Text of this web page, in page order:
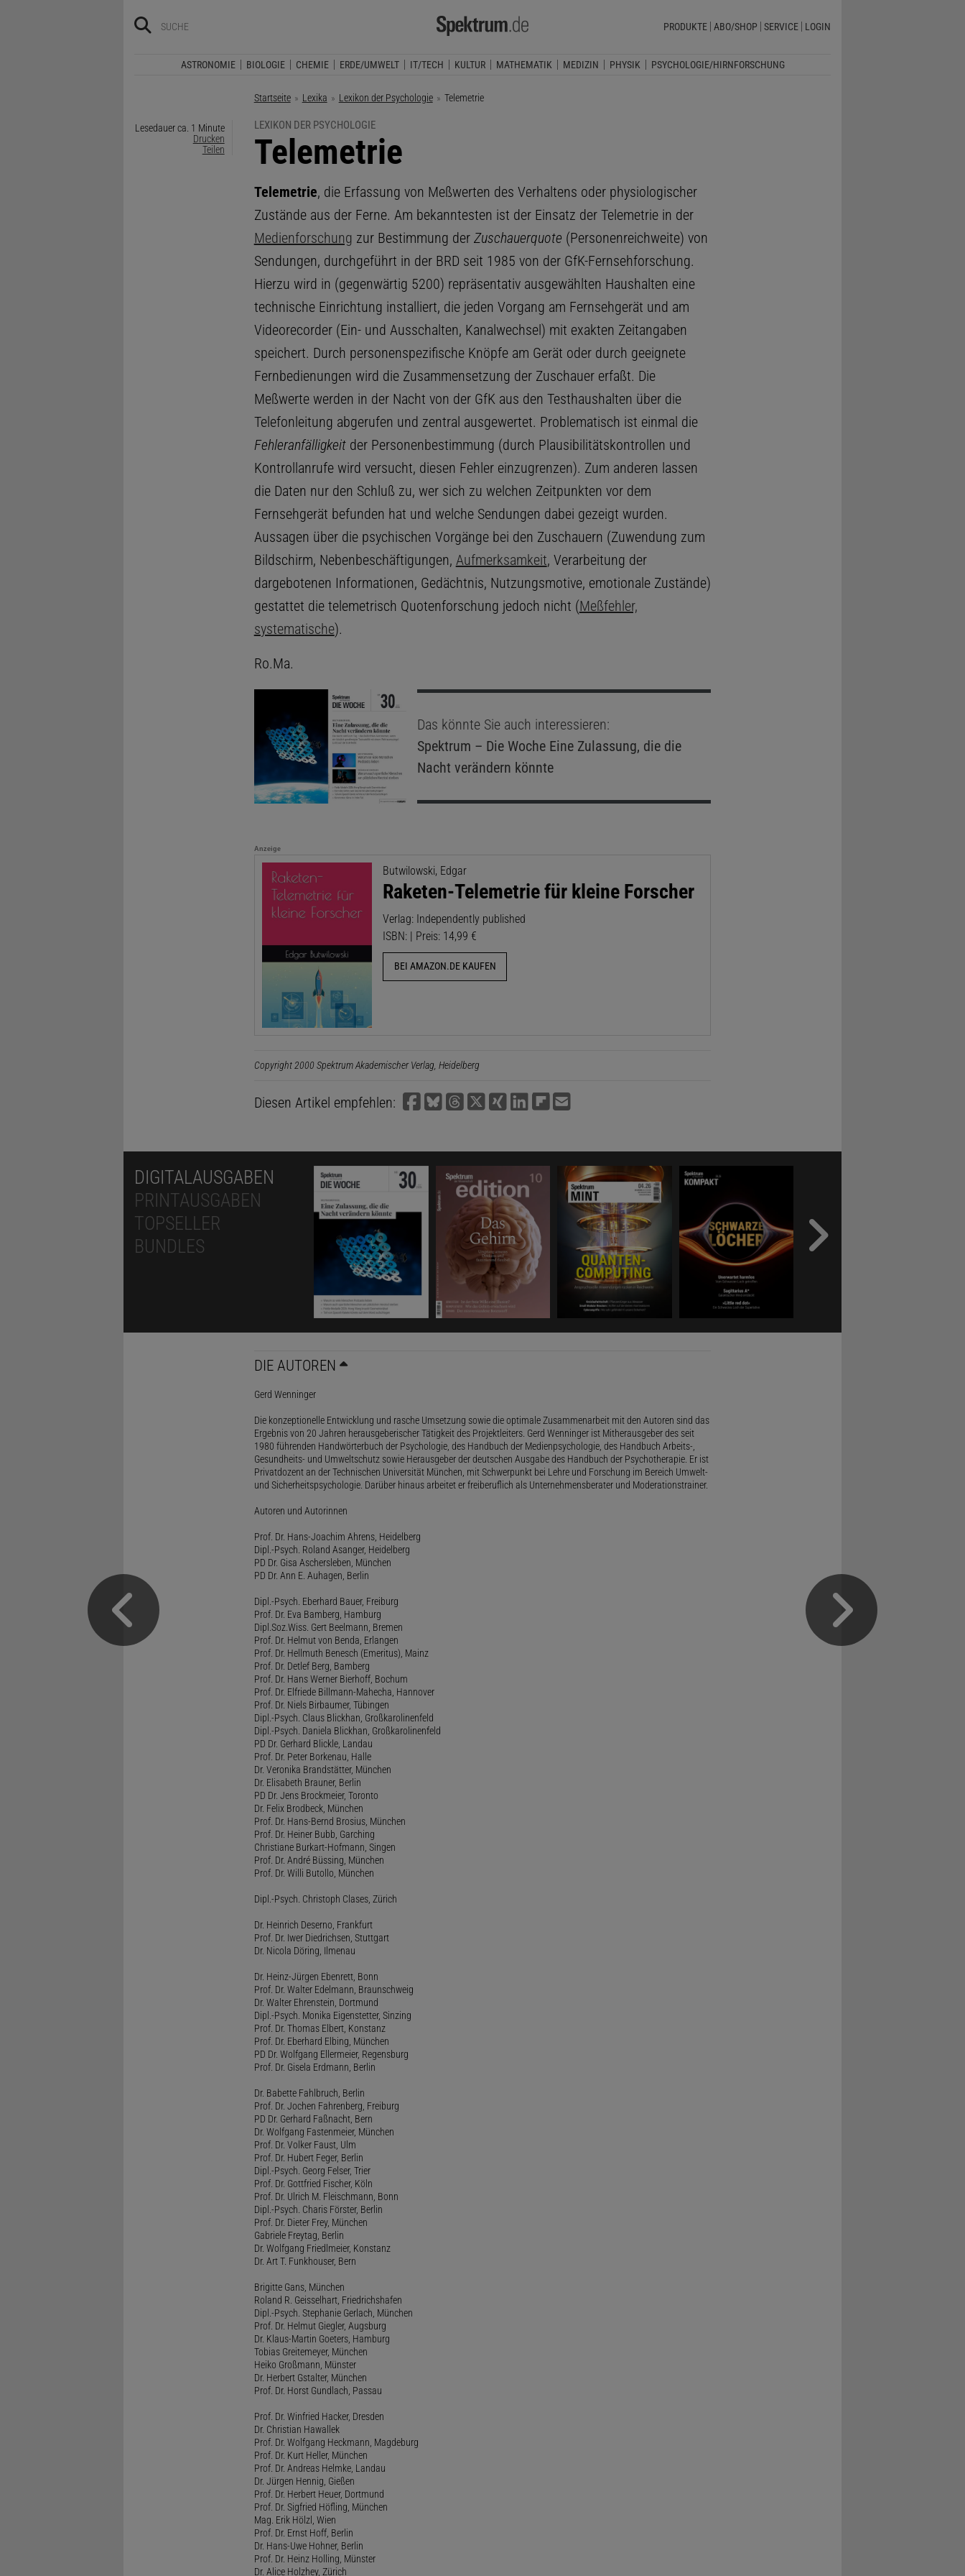
PRODUKTE ABO/SHOP SERVICE LOGIN
ASTRONOMIE BIOLOGIE CHEMIE ERDE/UMWELT IT/TECH KULTUR MATHEMATIK MEDIZIN PHYSIK PSYCHOLOGIE/HIRNFORSCHUNG
Startseite Lexika Lexikon der Psychologie Aktuelle Seite:
Telemetrie
Lesedauer ca. 1 Minute
Drucken
Teilen
LEXIKON DER PSYCHOLOGIE
:
Telemetrie
Telemetrie, die Erfassung von Meßwerten des Verhaltens oder physiologischer
Zustände aus der Ferne. Am bekanntesten ist der Einsatz der Telemetrie in der
Medienforschung zur Bestimmung der Zuschauerquote (Personenreichweite) von
Sendungen, durchgeführt in der BRD seit 1985 von der GfK-Fernsehforschung.
Hierzu wird in (gegenwärtig 5200) repräsentativ ausgewählten Haushalten eine
technische Einrichtung installiert, die jeden Vorgang am Fernsehgerät und am
Videorecorder (Ein- und Ausschalten, Kanalwechsel) mit exakten Zeitangaben
speichert. Durch personenspezifische Knöpfe am Gerät oder durch geeignete
Fernbedienungen wird die Zusammensetzung der Zuschauer erfaßt. Die
Meßwerte werden in der Nacht von der GfK aus den Testhaushalten über die
Telefonleitung abgerufen und zentral ausgewertet. Problematisch ist einmal die
Fehleranfälligkeitder Personenbestimmung (durch Plausibilitätskontrollen und
Kontrollanrufe wird versucht, diesen Fehler einzugrenzen). Zum anderen lassen
die Daten nur den Schluß zu, wer sich zu welchen Zeitpunkten vor dem
Fernsehgerät befunden hat und welche Sendungen dabei gezeigt wurden.
Aussagen über die psychischen Vorgänge bei den Zuschauern (Zuwendung zum
Bildschirm, Nebenbeschäftigungen, Aufmerksamkeit, Verarbeitung der
dargebotenen Informationen, Gedächtnis, Nutzungsmotive, emotionale Zustände)
gestattet die telemetrisch Quotenforschung jedoch nicht (Meßfehler,
systematische).
Ro.Ma.
Das könnte Sie auch interessieren:
Spektrum – Die WocheEine Zulassung, die die
Nacht verändern könnte
Anzeige
Butwilowski, Edgar
Raketen-Telemetrie für kleine Forscher
Verlag: Independently published
ISBN: | Preis: 14,99 €
BEI AMAZON.DE KAUFEN
Copyright 2000 Spektrum Akademischer Verlag, Heidelberg
Diesen Artikel empfehlen:
DIGITALAUSGABEN
PRINTAUSGABEN
TOPSELLER
BUNDLES
DIE AUTOREN
Gerd Wenninger
Die konzeptionelle Entwicklung und rasche Umsetzung sowie die optimale Zusammenarbeit mit den Autoren sind das
Ergebnis von 20 Jahren herausgeberischer Tätigkeit des Projektleiters. Gerd Wenninger ist Mitherausgeber des seit
1980 führenden Handwörterbuch der Psychologie, des Handbuch der Medienpsychologie, des Handbuch Arbeits-,
Gesundheits- und Umweltschutz sowie Herausgeber der deutschen Ausgabe des Handbuch der Psychotherapie. Er ist
Privatdozent an der Technischen Universität München, mit Schwerpunkt bei Lehre und Forschung im Bereich Umwelt-
und Sicherheitspsychologie. Darüber hinaus arbeitet er freiberuflich als Unternehmensberater und Moderationstrainer.
Autoren und Autorinnen
Prof. Dr. Hans-Joachim Ahrens, Heidelberg
Dipl.-Psych. Roland Asanger, Heidelberg
PD Dr. Gisa Aschersleben, München
PD Dr. Ann E. Auhagen, Berlin
Dipl.-Psych. Eberhard Bauer, Freiburg
Prof. Dr. Eva Bamberg, Hamburg
Dipl.Soz.Wiss. Gert Beelmann, Bremen
Prof. Dr. Helmut von Benda, Erlangen
Prof. Dr. Hellmuth Benesch (Emeritus), Mainz
Prof. Dr. Detlef Berg, Bamberg
Prof. Dr. Hans Werner Bierhoff, Bochum
Prof. Dr. Elfriede Billmann-Mahecha, Hannover
Prof. Dr. Niels Birbaumer, Tübingen
Dipl.-Psych. Claus Blickhan, Großkarolinenfeld
Dipl.-Psych. Daniela Blickhan, Großkarolinenfeld
PD Dr. Gerhard Blickle, Landau
Prof. Dr. Peter Borkenau, Halle
Dr. Veronika Brandstätter, München
Dr. Elisabeth Brauner, Berlin
PD Dr. Jens Brockmeier, Toronto
Dr. Felix Brodbeck, München
Prof. Dr. Hans-Bernd Brosius, München
Prof. Dr. Heiner Bubb, Garching
Christiane Burkart-Hofmann, Singen
Prof. Dr. André Büssing, München
Prof. Dr. Willi Butollo, München
Dipl.-Psych. Christoph Clases, Zürich
Dr. Heinrich Deserno, Frankfurt
Prof. Dr. Iwer Diedrichsen, Stuttgart
Dr. Nicola Döring, Ilmenau
Dr. Heinz-Jürgen Ebenrett, Bonn
Prof. Dr. Walter Edelmann, Braunschweig
Dr. Walter Ehrenstein, Dortmund
Dipl.-Psych. Monika Eigenstetter, Sinzing
Prof. Dr. Thomas Elbert, Konstanz
Prof. Dr. Eberhard Elbing, München
PD Dr. Wolfgang Ellermeier, Regensburg
Prof. Dr. Gisela Erdmann, Berlin
Dr. Babette Fahlbruch, Berlin
Prof. Dr. Jochen Fahrenberg, Freiburg
PD Dr. Gerhard Faßnacht, Bern
Dr. Wolfgang Fastenmeier, München
Prof. Dr. Volker Faust, Ulm
Prof. Dr. Hubert Feger, Berlin
Dipl.-Psych. Georg Felser, Trier
Prof. Dr. Gottfried Fischer, Köln
Prof. Dr. Ulrich M. Fleischmann, Bonn
Dipl.-Psych. Charis Förster, Berlin
Prof. Dr. Dieter Frey, München
Gabriele Freytag, Berlin
Dr. Wolfgang Friedlmeier, Konstanz
Dr. Art T. Funkhouser, Bern
Brigitte Gans, München
Roland R. Geisselhart, Friedrichshafen
Dipl.-Psych. Stephanie Gerlach, München
Prof. Dr. Helmut Giegler, Augsburg
Dr. Klaus-Martin Goeters, Hamburg
Tobias Greitemeyer, München
Heiko Großmann, Münster
Dr. Herbert Gstalter, München
Prof. Dr. Horst Gundlach, Passau
Prof. Dr. Winfried Hacker, Dresden
Dr. Christian Hawallek
Prof. Dr. Wolfgang Heckmann, Magdeburg
Prof. Dr. Kurt Heller, München
Prof. Dr. Andreas Helmke, Landau
Dr. Jürgen Hennig, Gießen
Prof. Dr. Herbert Heuer, Dortmund
Prof. Dr. Sigfried Höfling, München
Mag. Erik Hölzl, Wien
Prof. Dr. Ernst Hoff, Berlin
Dr. Hans-Uwe Hohner, Berlin
Prof. Dr. Heinz Holling, Münster
Dr. Alice Holzhey, Zürich